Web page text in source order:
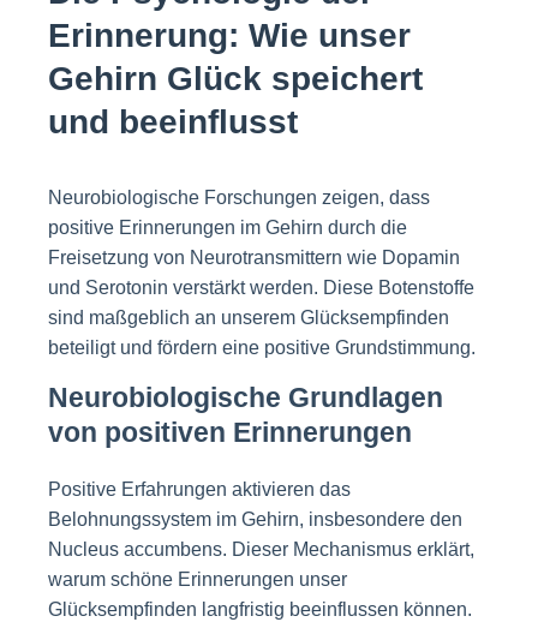
Erinnerung: Wie unser
Gehirn Glück speichert
und beeinflusst
Neurobiologische Forschungen zeigen, dass
positive Erinnerungen im Gehirn durch die
Freisetzung von Neurotransmittern wie Dopamin
und Serotonin verstärkt werden. Diese Botenstoffe
sind maßgeblich an unserem Glücksempfinden
beteiligt und fördern eine positive Grundstimmung.
Neurobiologische Grundlagen
von positiven Erinnerungen
Positive Erfahrungen aktivieren das
Belohnungssystem im Gehirn, insbesondere den
Nucleus accumbens. Dieser Mechanismus erklärt,
warum schöne Erinnerungen unser
Glücksempfinden langfristig beeinflussen können.